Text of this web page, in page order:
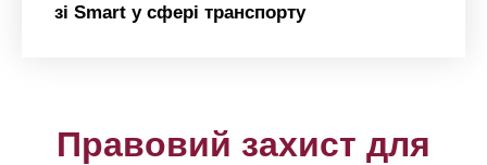
зі Smart у сфері транспорту
Правовий захист для